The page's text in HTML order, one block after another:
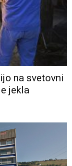
na svetovni
jekla